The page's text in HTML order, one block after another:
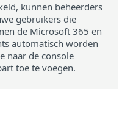
kunnen beheerders
gebruikers die
de Microsoft 365 en
automatisch worden
naar de console
toe te voegen.